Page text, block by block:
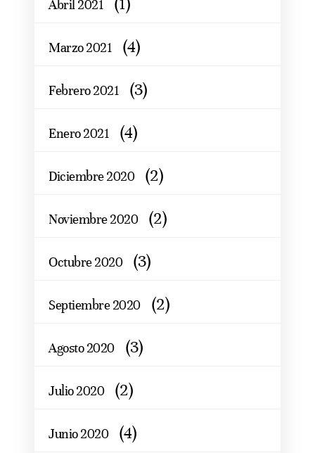
Abril 2021
Marzo 2021 (4)
Febrero 2021 (3)
Enero 2021 (4)
Diciembre 2020 (2)
Noviembre 2020 (2)
Octubre 2020 (3)
Septiembre 2020 (2)
Agosto 2020 (3)
Julio 2020 (2)
Junio 2020 (4)